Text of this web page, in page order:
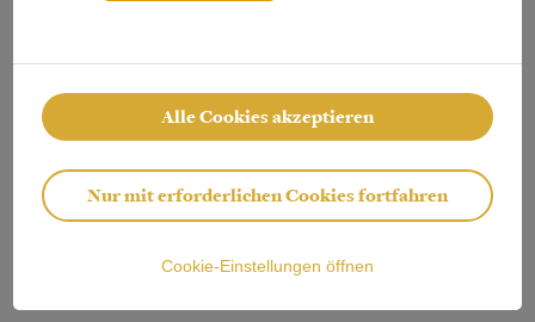
Alle Cookies akzeptieren
Nur mit erforderlichen Cookies fortfahren
Cookie-Einstellungen öffnen